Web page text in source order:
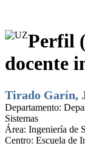
Perfil
docente
Tirado Garín,
Departamento:
Sistemas
Área: Ingeniería de
Centro: Escuela de